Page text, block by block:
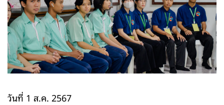
วันที่ 1 ส.ค. 2567